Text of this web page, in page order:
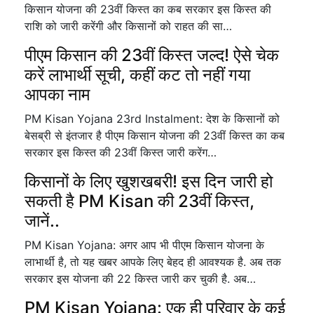
किसान योजना की 23वीं किस्त का कब सरकार इस किस्त की
राशि को जारी करेंगी और किसानों को राहत की सा…
पीएम किसान की 23वीं किस्त जल्द! ऐसे चेक
करें लाभार्थी सूची, कहीं कट तो नहीं गया
आपका नाम
PM Kisan Yojana 23rd Instalment: देश के किसानों को
बेसब्री से इंतजार है पीएम किसान योजना की 23वीं किस्त का कब
सरकार इस किस्त की 23वीं किस्त जारी करेंग…
किसानों के लिए खुशखबरी! इस दिन जारी हो
सकती है PM Kisan की 23वीं किस्त,
जानें..
PM Kisan Yojana: अगर आप भी पीएम किसान योजना के
लाभार्थी है, तो यह खबर आपके लिए बेहद ही आवश्यक है. अब तक
सरकार इस योजना की 22 किस्त जारी कर चुकी है. अब…
PM Kisan Yojana: एक ही परिवार के कई